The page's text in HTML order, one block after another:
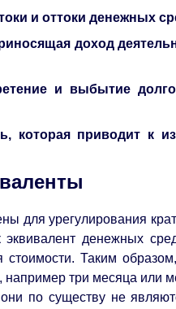
и оттоки денежных
доход
и выбытие
которая приводит к
для урегулирования
эквивалент денежных
Таким
например три месяца
по существу не